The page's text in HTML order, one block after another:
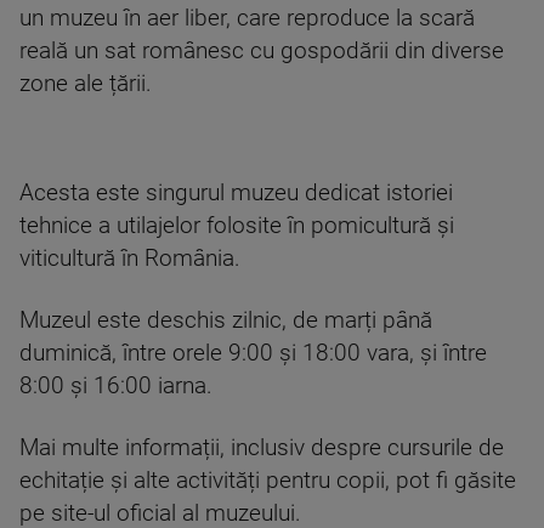
un muzeu în aer liber, care reproduce la scară
reală un sat românesc cu gospodării din diverse
zone ale țării.
Acesta este singurul muzeu dedicat istoriei
tehnice a utilajelor folosite în pomicultură și
viticultură în România.
Muzeul este deschis zilnic, de marți până
duminică, între orele 9:00 și 18:00 vara, și între
8:00 și 16:00 iarna.
Mai multe informații, inclusiv despre cursurile de
echitație și alte activități pentru copii, pot fi găsite
pe site-ul oficial al muzeului.